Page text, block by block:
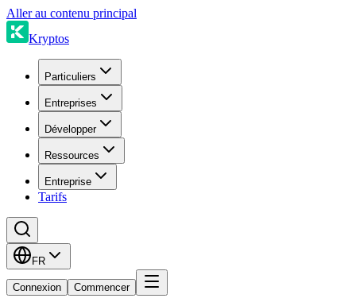
Aller au contenu principal
Kryptos
Particuliers
Entreprises
Développer
Ressources
Entreprise
Tarifs
FR
Connexion Commencer